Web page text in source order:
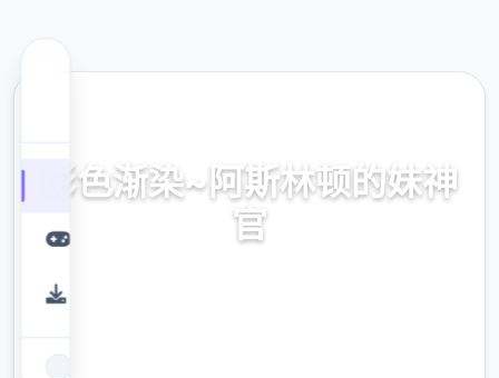
影色渐染~阿斯林顿的妹神
官